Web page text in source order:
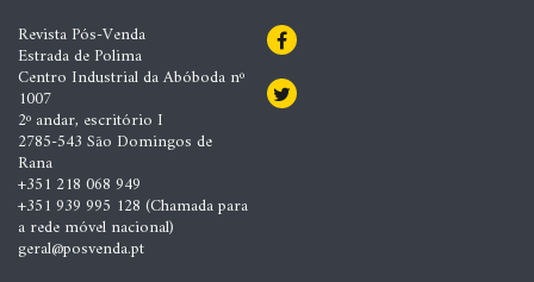
Revista Pós-Venda
Estrada de Polima
Centro Industrial da Abóboda nº
1007
2º andar, escritório I
2785-543 São Domingos de
Rana
+351 218 068 949
+351 939 995 128 (Chamada para
a rede móvel nacional)
geral@posvenda.pt